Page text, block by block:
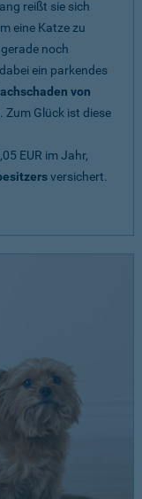
reißt sie sich
eine Katze zu
noch
ein parkendes
von
. Zum Glück ist diese
EUR im Jahr,
versichert.